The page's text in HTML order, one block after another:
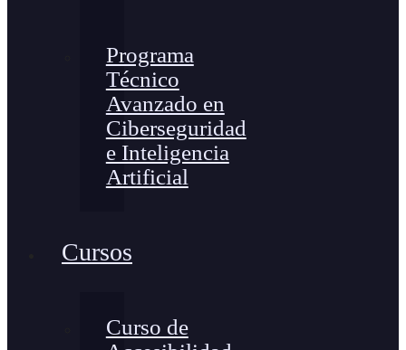
Programa
Técnico
Avanzado en
Ciberseguridad
e Inteligencia
Artificial
Cursos
Curso de